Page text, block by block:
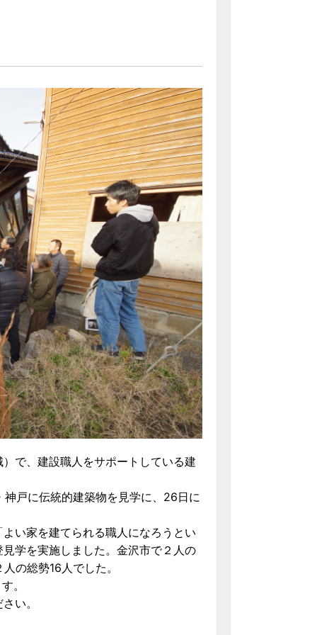
で、建設職人をサポートしている建
戸に伝統的建築物を見学に、26日に
い家を建てられる職人になろうとい
学を実施しました。金沢市で２人の
の総勢16人でした。
。
い。